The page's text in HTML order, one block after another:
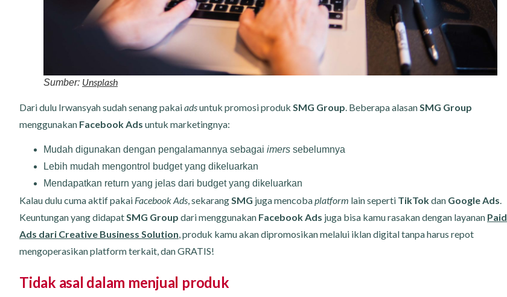
Sumber: Unsplash
Dari dulu Irwansyah sudah senang pakaiadsuntuk promosi produk SMG Group . Beberapa alasan SMG Group
menggunakan Facebook Ads untuk marketingnya:
Mudah digunakan dengan pengalamannya sebagai imers sebelumnya
Lebih mudah mengontrol budget yang dikeluarkan
Mendapatkan return yang jelas dari budget yang dikeluarkan
Kalau dulu cuma aktif pakai Facebook Ads, sekarangSMG juga mencobaplatform lain seperti TikTokdan Google Ads.
Keuntungan yang didapatSMG Group dari menggunakan Facebook Ads juga bisa kamu rasakan dengan layanan Paid
Ads dari Creative Business Solution, produk kamu akan dipromosikan melalui iklan digital tanpa harus repot
mengoperasikan platform terkait, dan GRATIS!
Tidak asal dalam menjual produk